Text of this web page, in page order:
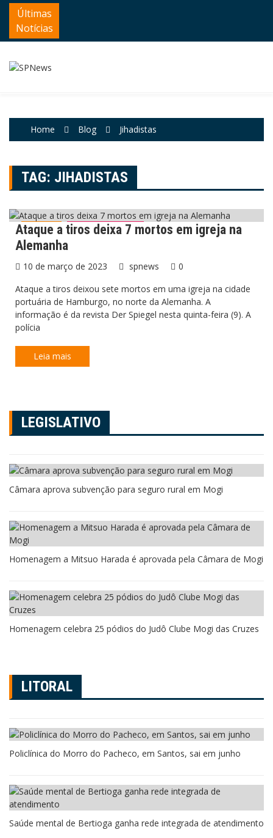
Skip
content
Últimas
Notícias
Home Blog Jihadistas
TAG: JIHADISTAS
Mundo Últimas Notícias
Ataque a tiros deixa 7 mortos em igreja na
Alemanha
10 de março de 2023 spnews
0
Ataque a tiros deixou sete mortos em uma igreja na cidade
portuária de Hamburgo, no norte da Alemanha. A
informação é da revista Der Spiegel nesta quinta-feira (9). A
polícia
Leia mais
LEGISLATIVO
Câmara aprova subvenção para seguro rural em Mogi
Homenagem a Mitsuo Harada é aprovada pela Câmara de Mogi
Homenagem celebra 25 pódios do Judô Clube Mogi das Cruzes
LITORAL
Policlínica do Morro do Pacheco, em Santos, sai em junho
Saúde mental de Bertioga ganha rede integrada de atendimento